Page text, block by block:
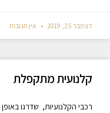
דצמבר 25, 2019 אין תגובות
קלנועית מתקפלת
רכבי הקלנועיות, שדרגו